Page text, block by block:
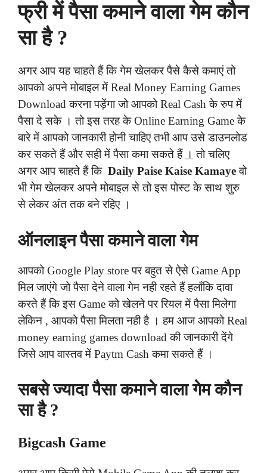
फ्री में पैसा कमाने वाला गेम कौन
सा है ?
अगर आप यह चाहते हैं कि गेम खेलकर पैसे कैसे कमाएं तो
आपको अपने मोबाइल में Real Money Earning Games
Download करना पड़ेंगा जो आपको Real Cash के रुप में
पैसा दे सके । तो इस तरह के Online Earning Game के
बारे में आपको जानकारी होनी चाहिए तभी आप उसे डाउनलोड
कर सकते हैं और सही में पैसा कमा सकते हैं । तो चलिए
अगर आप चाहते हैं कि Daily Paise Kaise Kamayeवो
भी गेम खेलकर अपने मोबाइल से तो इस पोस्ट के साथ शुरु
से लेकर अंत तक बने रहिए ।
ऑनलाइन पैसा कमाने वाला गेम
आपको Google Play store पर बहुत से ऐसे Game App
मिल जाएंगे जो पैसा देने वाला गेम नही रहते हैं हलाँकि दावा
करते हैं कि इस Game को खेलने पर रियल में पैसा मिलेगा
लेकिन , आपको पैसा मिलता नही है । हम आज आपको Real
money earning games download की जानकारी देंगे
जिसे आप वास्तव में Paytm Cash कमा सकते हैं ।
सबसे ज्यादा पैसा कमाने वाला गेम कौन
सा है ?
Bigcash Game